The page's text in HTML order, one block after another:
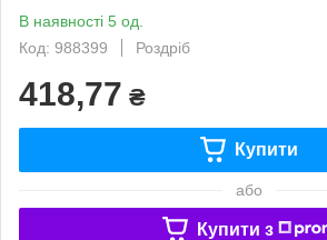
В наявності 5 од.
Код: 988399
Роздріб
418,77 ₴
Купити
або
Купити з